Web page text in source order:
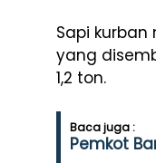
Sapi
yang
1,2 ton.
Baca juga :
Pemkot